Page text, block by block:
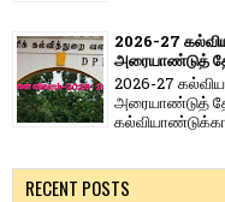
2026-27
அரையாண்டுத்
2026-27
அரையாண்டுத்
RECENT POSTS